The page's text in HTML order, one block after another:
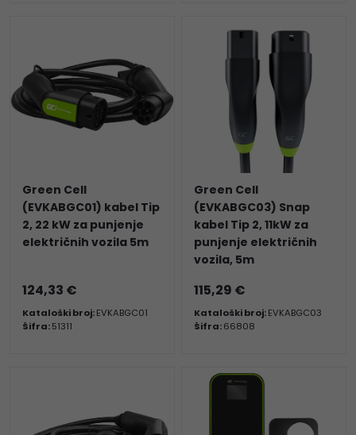
Green Cell
(EVKABGC01) kabel Tip
2, 22 kW za punjenje
električnih vozila 5m
124,33 €
Kataloški broj:EVKABGC01
Šifra:51311
Green Cell
(EVKABGC03) Snap
kabel Tip 2, 11kW za
punjenje električnih
vozila, 5m
115,29 €
Kataloški broj:EVKABGC03
Šifra:66808